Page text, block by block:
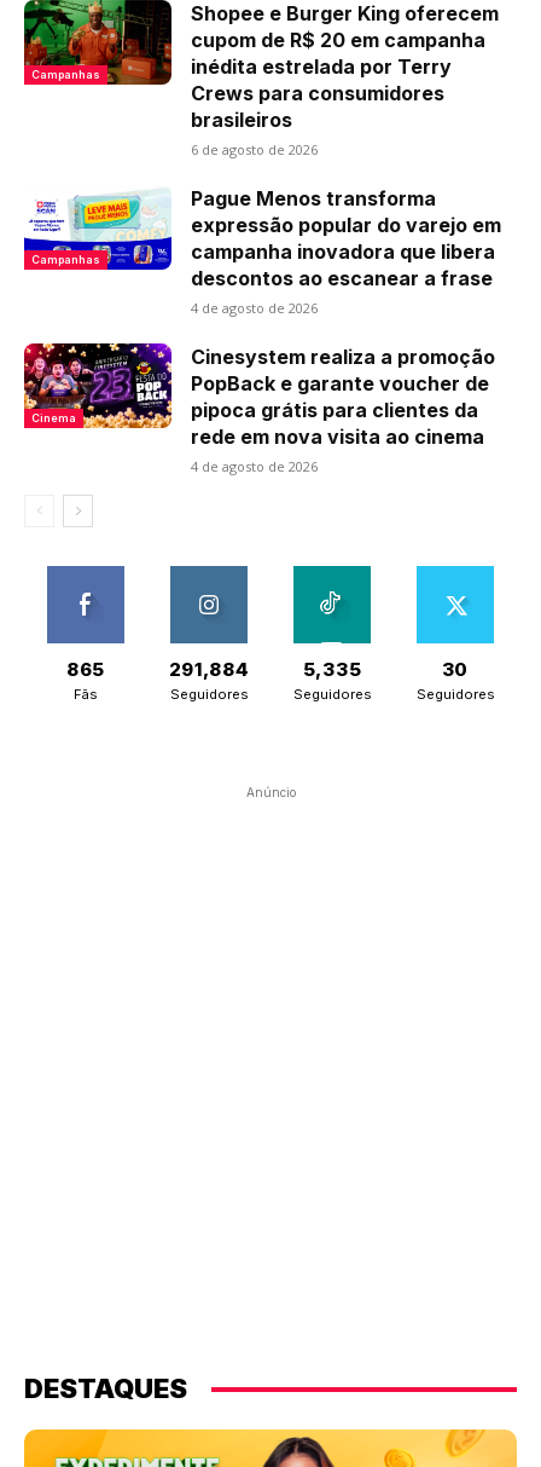
Campanhas
Shopee e Burger King oferecem
cupom de R$ 20 em campanha
inédita estrelada por Terry
Crews para consumidores
brasileiros
6 de agosto de 2026
Campanhas
Pague Menos transforma
expressão popular do varejo em
campanha inovadora que libera
descontos ao escanear a frase
4 de agosto de 2026
Cinema
Cinesystem realiza a promoção
PopBack e garante voucher de
pipoca grátis para clientes da
rede em nova visita ao cinema
4 de agosto de 2026
865
Fãs
291,884
Seguidores
5,335
Seguidores
30
Seguidores
Anúncio
DESTAQUES